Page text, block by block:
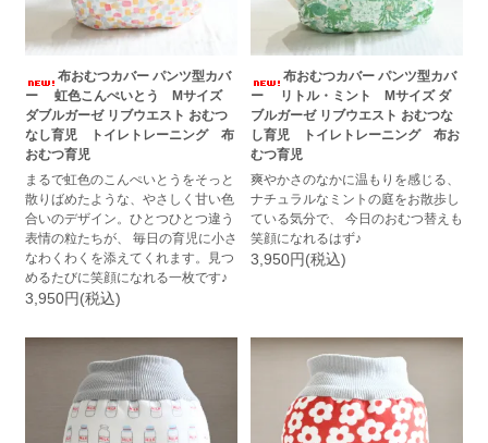
布おむつカバー パンツ型カバ
ー 虹色こんぺいとう Mサイズ
ダブルガーゼ リブウエスト おむつ
なし育児 トイレトレーニング 布
おむつ育児
まるで虹色のこんぺいとうをそっと
散りばめたような、やさしく甘い色
合いのデザイン。ひとつひとつ違う
表情の粒たちが、 毎日の育児に小さ
なわくわくを添えてくれます。見つ
めるたびに笑顔になれる一枚です♪
3,950円(税込)
布おむつカバー パンツ型カバ
ー リトル・ミント Mサイズ ダ
ブルガーゼ リブウエスト おむつな
し育児 トイレトレーニング 布お
むつ育児
爽やかさのなかに温もりを感じる、
ナチュラルなミントの庭をお散歩し
ている気分で、 今日のおむつ替えも
笑顔になれるはず♪
3,950円(税込)